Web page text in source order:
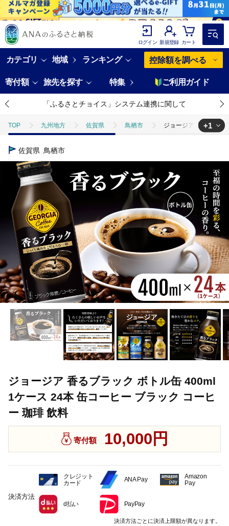
ログイン 新規登録 カート
カテゴリ 地域 ランキング 控除額を調べる
寄付額 旅先を探す 特集 ご利用ガイド
「ふるさとチョイス」システム連携に関して
TOP 九州地方 佐賀県 鳥栖市 ジョージア 香るブラ
TOP
+1
佐賀県 鳥栖市
ジョージア 香るブラック ボトル缶 400ml
1ケース 24本 缶コーヒー ブラック コーヒ
ー 珈琲 飲料
寄付額 10,000円
決済方法
クレジット
カード
ANA Pay
Amazon
Pay
d払い PayPay
決済方法ごとに決済上限額が異なります。